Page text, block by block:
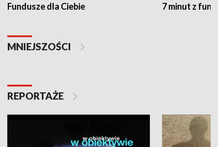
Fundusze dla Ciebie 7 minut z
MNIEJSZOŚCI
REPORTAŻE